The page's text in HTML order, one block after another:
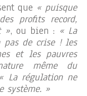
que « puisque
profits record,
», ou bien : « La
pas de crise ! les
et les pauvres
même du
« La régulation ne
système. »